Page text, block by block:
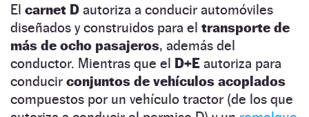
El carnet D autoriza a conducir automóviles
diseñados y construidos para el transporte de
más de ocho pasajeros, además del
conductor. Mientras que el D+E autoriza para
conducir conjuntos de vehículos acoplados
compuestos por un vehículo tractor (de los que